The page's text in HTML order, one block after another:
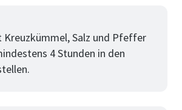
Kreuzkümmel, Salz und Pfeffer
4 Stunden in den